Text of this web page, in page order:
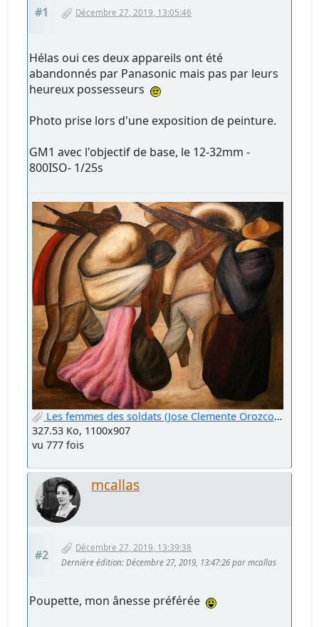
#1 Décembre 27, 2019, 13:05:46
Hélas oui ces deux appareils ont été
abandonnés par Panasonic mais pas par leurs
heureux possesseurs
Photo prise lors d'une exposition de peinture.
GM1 avec l'objectif de base, le 12-32mm -
800ISO- 1/25s
Les femmes des soldats (Jose Clemente Orozco)cop.jpg
327.53 Ko, 1100x907
vu 777 fois
mcallas
#2
Décembre 27, 2019, 13:39:38
Dernière édition: Décembre 27, 2019, 13:47:26 par mcallas
Poupette, mon ânesse préférée